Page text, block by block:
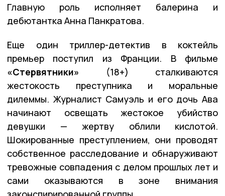
Главную роль исполняет балерина и
дебютантка Анна Панкратова.
Еще один триллер-детектив в коктейль
премьер поступил из Франции. В фильме
«Стервятники» (18+) сталкиваются
жестокость преступника и моральные
дилеммы. Журналист Самуэль и его дочь Ава
начинают освещать жестокое убийство
девушки — жертву облили кислотой.
Шокированные преступлением, они проводят
собственное расследование и обнаруживают
тревожные совпадения с делом прошлых лет и
сами оказываются в зоне внимания